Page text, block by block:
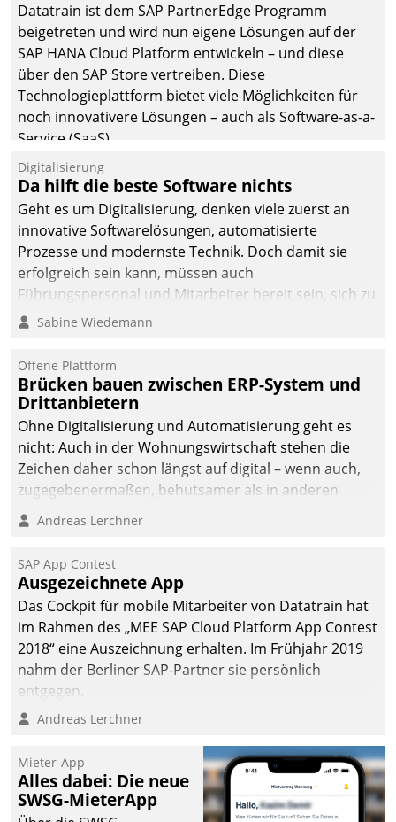
Datatrain ist dem SAP PartnerEdge Programm
beigetreten und wird nun eigene Lösungen auf der
SAP HANA Cloud Platform entwickeln – und diese
über den SAP Store vertreiben. Diese
Technologieplattform bietet viele Möglichkeiten für
noch innovativere Lösungen – auch als Software-as-a-
Service (SaaS).
Digitalisierung
Da hilft die beste Software nichts
Geht es um Digitalisierung, denken viele zuerst an
innovative Softwarelösungen, automatisierte
Prozesse und modernste Technik. Doch damit sie
erfolgreich sein kann, müssen auch
Führungspersonal und Mitarbeiter bereit sein, sich zu
verändern und anzupassen, sonst werden sie an ihr
Sabine Wiedemann
Offene Plattform
Brücken bauen zwischen ERP-System und
Drittanbietern
Ohne Digitalisierung und Automatisierung geht es
nicht: Auch in der Wohnungswirtschaft stehen die
Zeichen daher schon längst auf digital – wenn auch,
zugegebenermaßen, behutsamer als in anderen
Branchen.
Andreas Lerchner
SAP App Contest
Ausgezeichnete App
Das Cockpit für mobile Mitarbeiter von Datatrain hat
im Rahmen des „MEE SAP Cloud Platform App Contest
2018“ eine Auszeichnung erhalten. Im Frühjahr 2019
nahm der Berliner SAP-Partner sie persönlich
entgegen.
Andreas Lerchner
Mieter-App
Alles dabei: Die neue
SWSG-MieterApp